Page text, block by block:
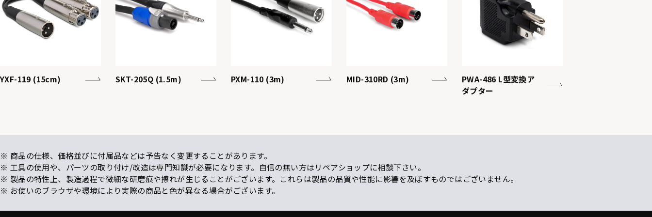
YXF-119 (15cm) SKT-205Q (1.5m) PXM-110 (3m) MID-310RD (3m)
PWA-486 L型変換ア
ダプター
※ 商品の仕様、価格並びに付属品などは予告なく変更することがあります。
※ 工具の使用や、パーツの取り付け/改造は専門知識が必要になります。自信の無い方はリペアショップに相談下さい。
※ 製品の特性上、製造過程で微細な研磨痕や擦れが生じることがございます。これらは製品の品質や性能に影響を及ぼすものではございません。
※ お使いのブラウザや環境により実際の商品と色が異なる場合がございます。